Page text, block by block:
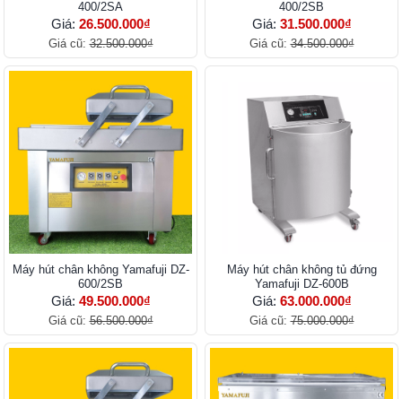
400/2SA
Giá: 26.500.000₫
Giá cũ:32.500.000₫
400/2SB
Giá: 31.500.000₫
Giá cũ:34.500.000₫
Máy hút chân không Yamafuji DZ-
600/2SB
Giá: 49.500.000₫
Giá cũ:56.500.000₫
Máy hút chân không tủ đứng
Yamafuji DZ-600B
Giá: 63.000.000₫
Giá cũ:75.000.000₫